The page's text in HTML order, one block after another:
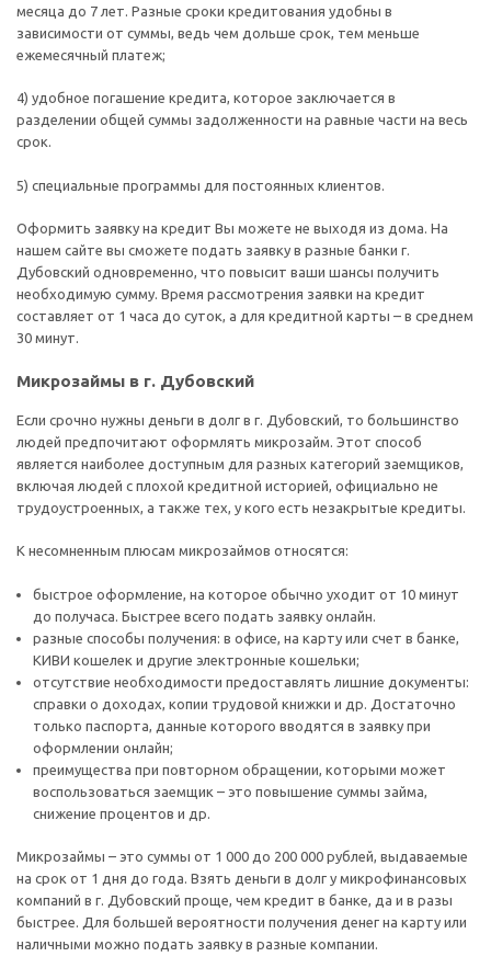
месяца до 7 лет. Разные сроки кредитования удобны в
зависимости от суммы, ведь чем дольше срок, тем меньше
ежемесячный платеж;
4) удобное погашение кредита, которое заключается в
разделении общей суммы задолженности на равные части на весь
срок.
5) специальные программы для постоянных клиентов.
Оформить заявку на кредит Вы можете не выходя из дома. На
нашем сайте вы сможете подать заявку в разные банки г.
Дубовский одновременно, что повысит ваши шансы получить
необходимую сумму. Время рассмотрения заявки на кредит
составляет от 1 часа до суток, а для кредитной карты – в среднем
30 минут.
Микрозаймы в г. Дубовский
Если срочно нужны деньги в долг в г. Дубовский, то большинство
людей предпочитают оформлять микрозайм. Этот способ
является наиболее доступным для разных категорий заемщиков,
включая людей с плохой кредитной историей, официально не
трудоустроенных, а также тех, у кого есть незакрытые кредиты.
К несомненным плюсам микрозаймов относятся:
быстрое оформление, на которое обычно уходит от 10 минут
до получаса. Быстрее всего подать заявку онлайн.
разные способы получения: в офисе, на карту или счет в банке,
КИВИ кошелек и другие электронные кошельки;
отсутствие необходимости предоставлять лишние документы:
справки о доходах, копии трудовой книжки и др. Достаточно
только паспорта, данные которого вводятся в заявку при
оформлении онлайн;
преимущества при повторном обращении, которыми может
воспользоваться заемщик – это повышение суммы займа,
снижение процентов и др.
Микрозаймы – это суммы от 1 000 до 200 000 рублей, выдаваемые
на срок от 1 дня до года. Взять деньги в долг у микрофинансовых
компаний в г. Дубовский проще, чем кредит в банке, да и в разы
быстрее. Для большей вероятности получения денег на карту или
наличными можно подать заявку в разные компании.